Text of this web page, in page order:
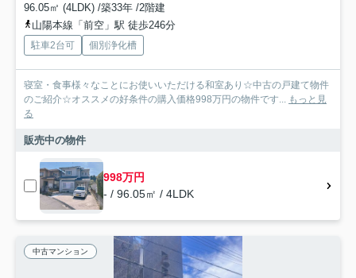
96.05㎡ (4LDK) /築33年 /2階建
山陽本線「前空」駅 徒歩246分
駐車2台可 個別浄化槽
寝室・食事様々なことにお使いいただける和室あり☆中古の戸建て物件
のご紹介☆オススメの好条件の購入価格998万円の物件です... もっと見
る
販売中の物件
998万円
- / 96.05㎡ / 4LDK
中古マンション